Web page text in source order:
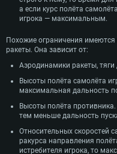
а если курс полёта
игрока — максимальным.
Похожие ограничения
ракеты. Она зависит от:
Аэродинамики ракеты,
Высоты полёта самолёта
максимальная дальность
Высоты полёта
тем меньше дальность
Относительных скоростей
ракурса направления
истребителя игрока, то